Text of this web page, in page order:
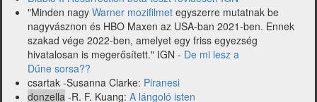
"Minden nagy Warner mozifilmet egyszerre mutatnak be
nagyvásznon és HBO Maxen az USA-ban 2021-ben. Ennek
szakad vége 2022-ben, amelyet egy friss egyezség
hivatalosan is megerősített." IGN - De mi lesz a
Dűne sorsa??
csartak -Susanna Clarke: Piranesi
donzella -R. F. Kuang: A lángoló isten